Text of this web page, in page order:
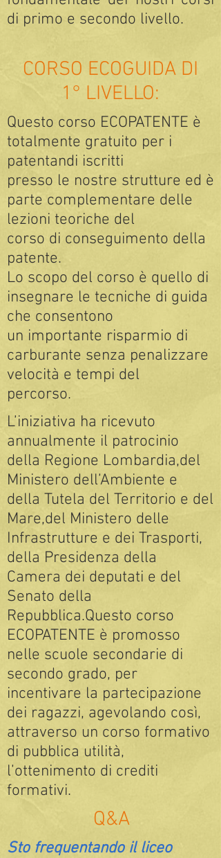
di primo e secondo livello.
CORSO ECOGUIDA DI
1° LIVELLO:
Questo corso ECOPATENTE è
totalmente gratuito per i
patentandi iscritti
presso le nostre strutture ed è
parte complementare delle
lezioni teoriche del
corso di conseguimento della
patente.
Lo scopo del corso è quello di
insegnare le tecniche di guida
che consentono
un importante risparmio di
carburante senza penalizzare
velocità e tempi del
percorso.
L’iniziativa ha ricevuto
annualmente il patrocinio
della Regione Lombardia,del
Ministero dell’Ambiente e
della Tutela del Territorio e del
Mare,del Ministero delle
Infrastrutture e dei Trasporti,
della Presidenza della
Camera dei deputati e del
Senato della
Repubblica.Questo corso
ECOPATENTE è promosso
nelle scuole secondarie di
secondo grado, per
incentivare la partecipazione
dei ragazzi, agevolando così,
attraverso un corso formativo
di pubblica utilità,
l’ottenimento di crediti
formativi.
Q&A
Sto frequentando il liceo